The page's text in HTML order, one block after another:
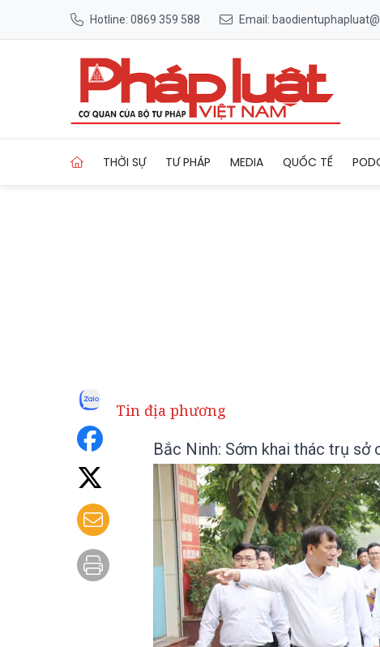
Hotline: 0869 359 588 Email:
THỜI SỰ TƯ PHÁP MEDIA QUỐC TẾ
Tin địa phương
Bắc Ninh: Sớm khai thác trụ sở